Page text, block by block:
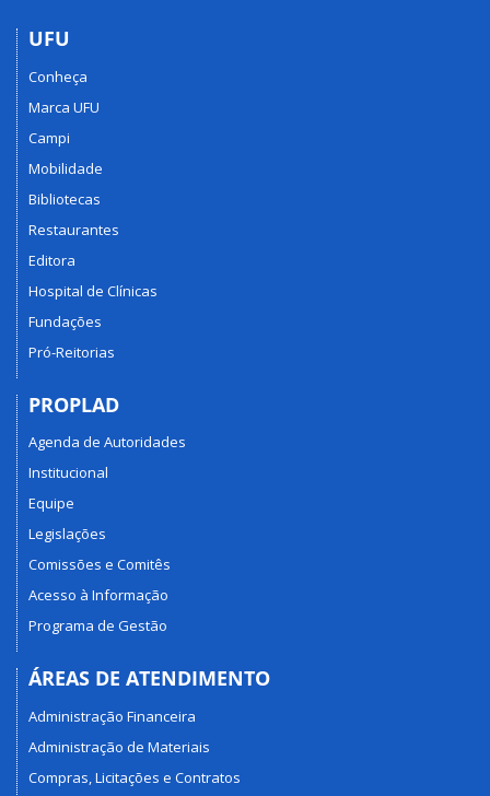
UFU
Conheça
Marca UFU
Campi
Mobilidade
Bibliotecas
Restaurantes
Editora
Hospital de Clínicas
Fundações
Pró-Reitorias
PROPLAD
Agenda de Autoridades
Institucional
Equipe
Legislações
Comissões e Comitês
Acesso à Informação
Programa de Gestão
ÁREAS DE ATENDIMENTO
Administração Financeira
Administração de Materiais
Compras, Licitações e Contratos